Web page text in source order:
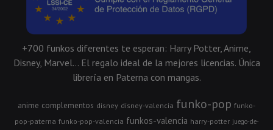
+700 funkos diferentes te esperan: Harry Potter, Anime,
Disney, Marvel... El regalo ideal de la mejores licencias. Única
librería en Paterna con mangas.
anime complementos disney disney-valencia funko-pop funko-
pop-paterna funko-pop-valencia funkos-valencia harry-potter juego-de-